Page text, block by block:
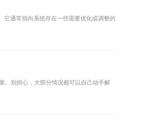
它通常指向系统存在一些需要优化或调整的
。别担心，大部分情况都可以自己动手解